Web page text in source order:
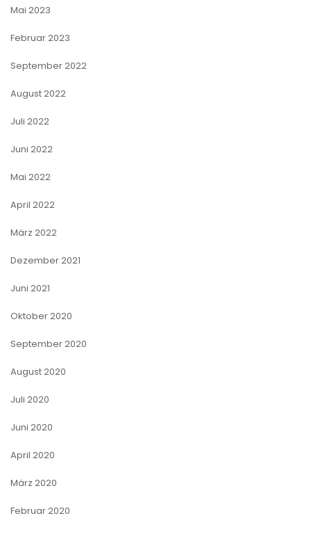
Mai 2023
Februar 2023
September 2022
August 2022
Juli 2022
Juni 2022
Mai 2022
April 2022
März 2022
Dezember 2021
Juni 2021
Oktober 2020
September 2020
August 2020
Juli 2020
Juni 2020
April 2020
März 2020
Februar 2020